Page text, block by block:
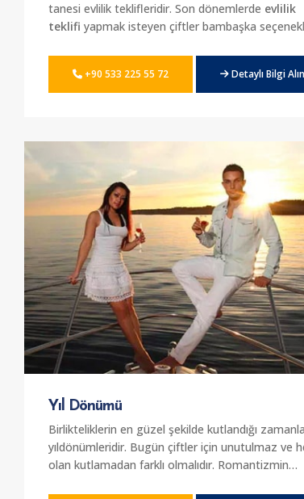
tanesi evlilik teklifleridir. Son dönemlerde evlilik
teklifi yapmak isteyen çiftler bambaşka
Bu teklifi sıradışı hale getirmek yatta düzenlenen
partiler ile çok daha profesyonel hale geliyor.
süper lüks ve vip yat seçeneklerimizi tercih
edebilirsiniz. Modern, rahat ve konforlu yat
seçenekleri arasından seçimler yapmak için
firmamızdan hizmet alabilirsiniz.
+90 533 225 55 72 Detaylı Bilgi Alın
Yıl Dönümü
Birlikteliklerin en güzel şekilde kutlandığı
yıldönümleridir. Bugün çiftler için unutulmaz ve
olan kutlamadan farklı olmalıdır. Romantizmin